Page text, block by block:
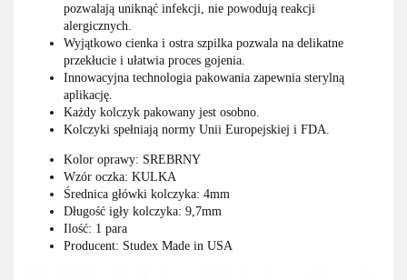
pozwalają uniknąć infekcji, nie powodują reakcji
alergicznych.
Wyjątkowo cienka i ostra szpilka pozwala na delikatne
przekłucie i ułatwia proces gojenia.
Innowacyjna technologia pakowania zapewnia sterylną
aplikację.
Każdy kolczyk pakowany jest osobno.
Kolczyki spełniają normy Unii Europejskiej i FDA.
Kolor oprawy: SREBRNY
Wzór oczka: KULKA
Średnica główki kolczyka: 4mm
Długość igły kolczyka: 9,7mm
Ilość: 1 para
Producent: Studex Made in USA